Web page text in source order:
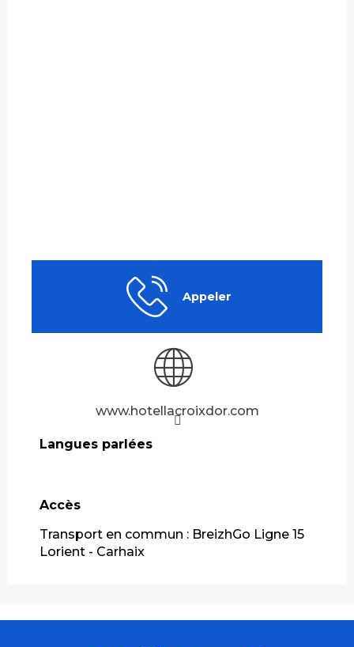
Appeler
www.hotellacroixdor.com
Langues parlées
Langues parlées
Accès
Accès
Transport en commun : BreizhGo Ligne 15
Lorient - Carhaix